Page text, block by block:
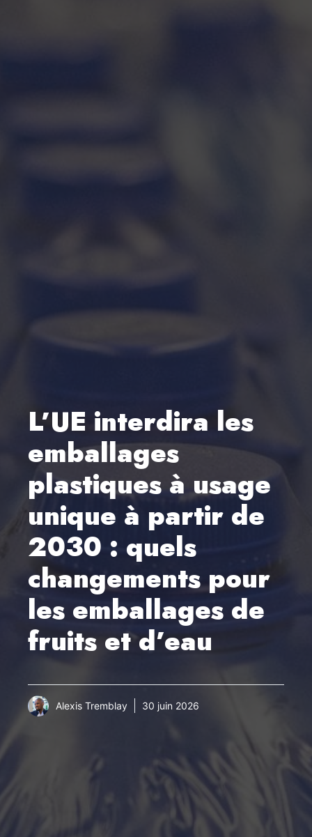
L’UE interdira les
emballages
plastiques à usage
unique à partir de
2030 : quels
changements pour
les emballages de
fruits et d’eau
Alexis Tremblay 30 juin 2026